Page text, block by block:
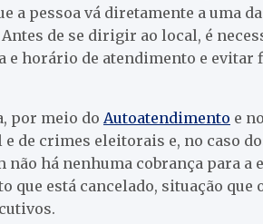
a pessoa vá diretamente a uma
de se dirigir ao local, é
e horário de atendimento e evitar
por meio do Autoatendimento e
de crimes eleitorais e, no caso
há nenhuma cobrança para a
está cancelado, situação que